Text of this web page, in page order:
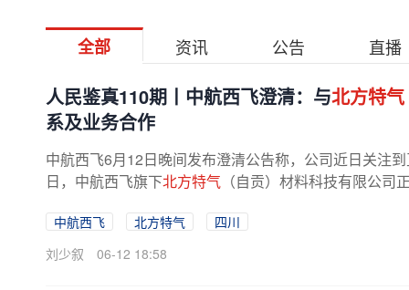
全部 资讯 公告 直播
人民鉴真110期丨中航西飞澄清：与北方特气
系及业务合作
中航西飞6月12日晚间发布澄清公告称，公司近日关注
日，中航西飞旗下北方特气 （自贡）材料科技有限公
中航西飞 北方特气
四川
刘少叙
06-12 18:58